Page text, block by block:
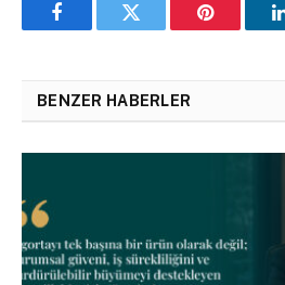
FacebookTwitter Pinterest
BENZER HABERLER